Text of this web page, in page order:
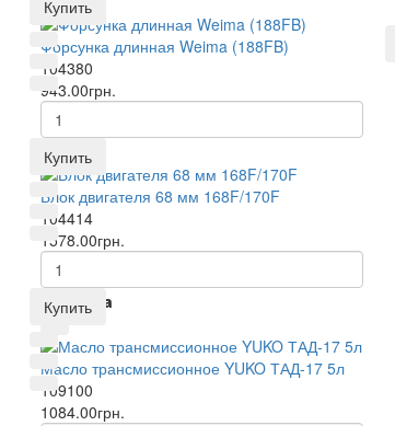
Купить
Форсунка длинная Weima (188FB)
104380
943.00грн.
Купить
Блок двигателя 68 мм 168F/170F
104414
1578.00грн.
Купить
Новинка
Масло трансмиссионное YUKO ТАД-17 5л
109100
1084.00грн.